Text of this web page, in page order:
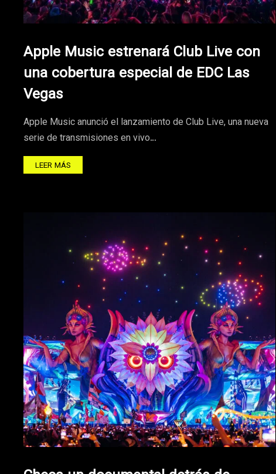
Apple Music estrenará Club Live con
una cobertura especial de EDC Las
Vegas
Apple Music anunció el lanzamiento de Club Live, una nueva
serie de transmisiones en vivo…
LEER MÁS